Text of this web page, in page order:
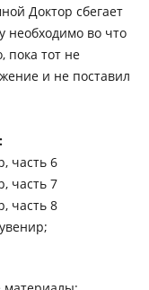
Доктор сбегает
необходимо во что
пока тот не
и не поставил
часть 6
часть 7
часть 8